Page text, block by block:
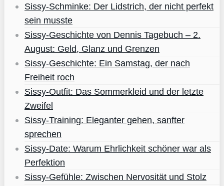
Sissy-Schminke: Der Lidstrich, der nicht perfekt
sein musste
Sissy-Geschichte von Dennis Tagebuch – 2.
August: Geld, Glanz und Grenzen
Sissy-Geschichte: Ein Samstag, der nach
Freiheit roch
Sissy-Outfit: Das Sommerkleid und der letzte
Zweifel
Sissy-Training: Eleganter gehen, sanfter
sprechen
Sissy-Date: Warum Ehrlichkeit schöner war als
Perfektion
Sissy-Gefühle: Zwischen Nervosität und Stolz